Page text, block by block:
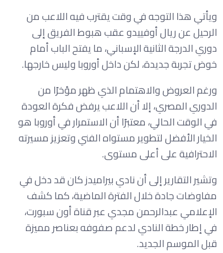
ويأتي هذا التوجه في وقت يقترب فيه اللاعب من
الرحيل عن ريال أوفييدو عقب هبوط الفريق إلى
دوري الدرجة الثانية الإسباني، ما يفتح الباب أمام
خوض تجربة جديدة، لكن داخل أوروبا وليس خارجها.
ورغم العروض والاهتمام الذي ظهر مؤخرًا من
الدوري المصري، إلا أن اللاعب يرفض فكرة العودة
في الوقت الحالي، معتبرًا أن الاستمرار في أوروبا هو
الخيار الأفضل لتطوير مستواه الفني وتعزيز مسيرته
الاحترافية على أعلى مستوى.
وتشير التقارير إلى أن نادي بيراميدز كان قد دخل في
مفاوضات جادة خلال الفترة الماضية، كما كشف
الإعلامي عبدالرحمن مجدي عبر قناة أون سبورت،
في إطار خطة النادي لدعم صفوفه بعناصر مميزة
قبل الموسم الجديد.